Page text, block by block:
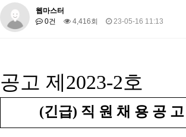
웹마스터
0건
4,416회 23-05-16 11:13
공고 제 2023-2호
(긴급) 직 원 채 용 공 고